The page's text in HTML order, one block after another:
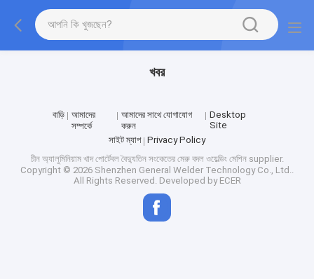
খবর
বাড়ি
আমাদের
সম্পর্কে
আমাদের সাথে যোগাযোগ
করুন
Desktop
Site
সাইট ম্যাপ
Privacy Policy
চীন অ্যালুমিনিয়াম খাদ পোর্টেবল বৈদ্যুতিন সংকেতের মেরু বদল ওয়েল্ডিং মেশিন supplier.
Copyright © 2026 Shenzhen General Welder Technology Co., Ltd..
All Rights Reserved. Developed by ECER